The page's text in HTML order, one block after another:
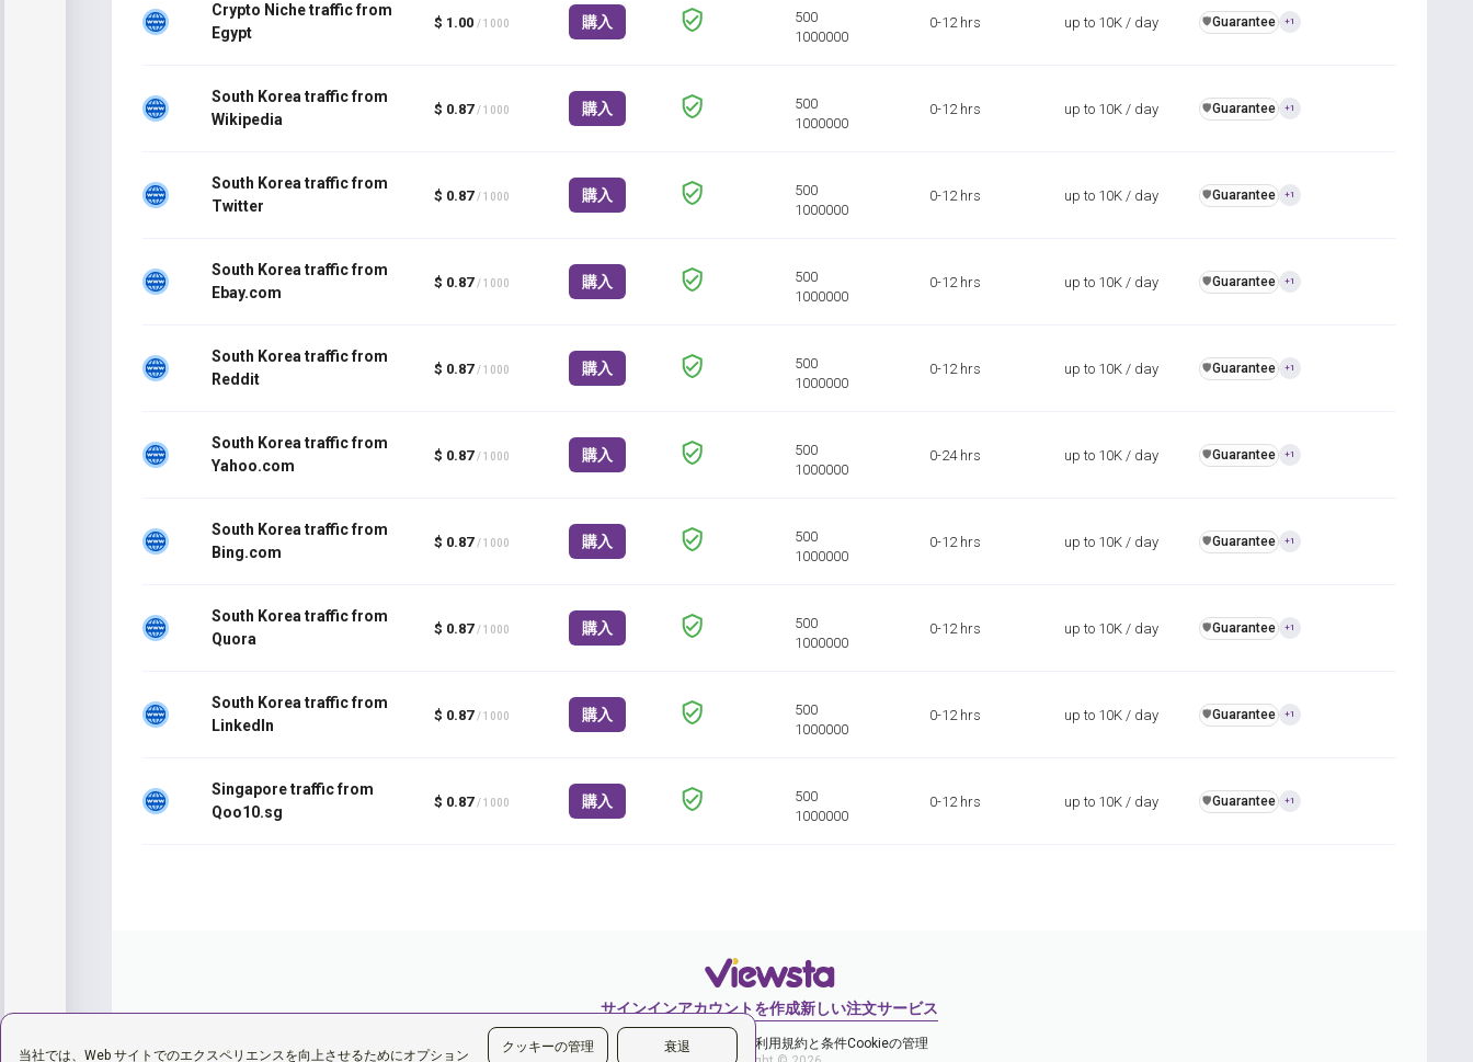
当社では、Web サイトでのエクスペリエンスを向上させるためにオプション
クッキーの管理 衰退
Crypto Niche traffic from
Egypt
$ 1.00 / 1000 購入
500
1000000
0-12 hrs up to 10K / day ️🛡️Guarantee +1
South Korea traffic from
Wikipedia
$ 0.87 / 1000 購入
500
1000000
0-12 hrs up to 10K / day ️🛡️Guarantee +1
South Korea traffic from
Twitter
$ 0.87 / 1000 購入
500
1000000
0-12 hrs up to 10K / day ️🛡️Guarantee +1
South Korea traffic from
Ebay.com
$ 0.87 / 1000 購入
500
1000000
0-12 hrs up to 10K / day ️🛡️Guarantee +1
South Korea traffic from
Reddit
$ 0.87 / 1000 購入
500
1000000
0-12 hrs up to 10K / day ️🛡️Guarantee +1
South Korea traffic from
Yahoo.com
$ 0.87 / 1000 購入
500
1000000
0-24 hrs up to 10K / day ️🛡️Guarantee +1
South Korea traffic from
Bing.com
$ 0.87 / 1000 購入
500
1000000
0-12 hrs up to 10K / day ️🛡️Guarantee +1
South Korea traffic from
Quora
$ 0.87 / 1000 購入
500
1000000
0-12 hrs up to 10K / day ️🛡️Guarantee +1
South Korea traffic from
LinkedIn
$ 0.87 / 1000 購入
500
1000000
0-12 hrs up to 10K / day ️🛡️Guarantee +1
Singapore traffic from
Qoo10.sg
$ 0.87 / 1000 購入
500
1000000
0-12 hrs up to 10K / day ️🛡️Guarantee +1
サインインアカウントを作成新しい注文サービス
プライバシーポリシー ご利用規約と条件Cookieの管理